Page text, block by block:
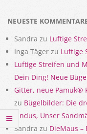
NEUESTE
Sandra zu Luftige
Inga Täger zu Luftige
Luftige Streifen und
Dein Ding! Neue
Gitter, neue Pamuk®
zu Bügelbilder: Die
Findus, Unser
Sandra zu DieMaus –